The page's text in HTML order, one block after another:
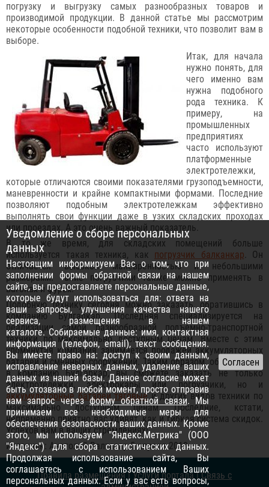
погрузку и выгрузку самых разнообразных товаров и
производимой продукции. В данной статье мы рассмотрим
некоторые особенности подобной техники, что позволит вам в
выборе.
Итак, для начала
нужно понять, для
чего именно вам
нужна подобного
рода техника. К
примеру, на
промышленных
предприятиях
часто используют
платформенные
электротележки,
которые отличаются своими показателями грузоподъемности,
маневренности и крайне компактными формами. Последние
позволяют подобным электротележкам эффективно
выполнять свои функции даже в узких складских проходах
или проездах. А это очень важный показатель.
В то же время, для складских помещений больше
используется такая техника, как погрузчик балканкар. Он
отличается высокой маневренностью и небольшими
размерами. Такие погрузчики также можно применять в
вагонах и фурах.
Подобную технику сегодня можно заказать, обратившись в
компанию Булгаркар. Последняя специализируется на
реализации самой разнообразной подъемно-транспортной
техники по максимально доступным ценам. Вместе с этим
упомянутая компания занимается продажей аккумуляторных
батарей и сменных сооружений. Таким образом, обратившись
в компанию Булгаркар, вы сможете заказать не только
электротележки, электрокары или погрузчики, но и
аккумуляторные батареи тяговыеи других видов техники по
максимально доступным ценам. Последние, кстати,
непременно приятно вас удивят, как и гибкая система скидок.
Успехов вам в ваших стремлениях!
Источник: Анатолий Валтасар 5 апреля 2019
Правила размещения|Услуги портала|Связь с
Уведомление о сборе персональных
данных
Настоящим информируем Вас о том, что при
заполнении формы обратной связи на нашем
сайте, вы предоставляете персональные данные,
которые будут использоваться для: ответа на
ваши запросы, улучшения качества нашего
сервиса, размещения в нашем
каталоге. Собираемые данные: имя, контактная
информация (телефон, email), текст сообщения.
Вы имеете право на: доступ к своим данным,
исправление неверных данных, удаление ваших
данных из нашей базы. Данное согласие может
быть отозвано в любой момент, просто отправив
нам запрос черезформу обратной связи. Мы
принимаем все необходимые меры для
обеспечения безопасности ваших данных. Кроме
этого, мы используем "Яндекс.Метрика" (ООО
"Яндекс") для сбора статистических данных.
Продолжая использование сайта, Вы
соглашаетесь с использованием Ваших
персональных данных. Если у вас есть вопросы,